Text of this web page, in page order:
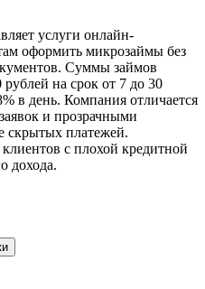
услуги онлайн-
оформить микрозаймы без
Суммы займов
на срок от 7 до 30
в день. Компания отличается
и прозрачными
скрытых платежей.
с плохой кредитной
дохода.